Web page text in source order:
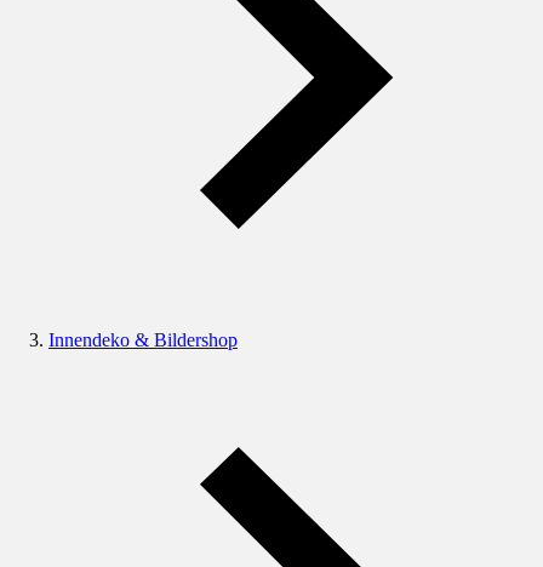
Innendeko & Bildershop